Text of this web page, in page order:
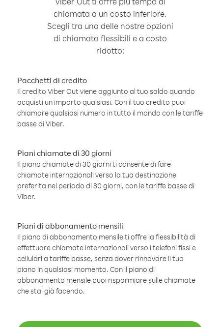
chiamata a un costo inferiore.
Scegli tra una delle nostre opzioni
di chiamata flessibili e a costo
ridotto:
Pacchetti di credito
Il credito Viber Out viene aggiunto al tuo saldo quando
acquisti un importo qualsiasi. Con il tuo credito puoi
chiamare qualsiasi numero in tutto il mondo con le tariffe
basse di Viber.
Piani chiamate di 30 giorni
Il piano chiamate di 30 giorni ti consente di fare
chiamate internazionali verso la tua destinazione
preferita nel periodo di 30 giorni, con le tariffe basse di
Viber.
Piani di abbonamento mensili
Il piano di abbonamento mensile ti offre la flessibilità di
effettuare chiamate internazionali verso i telefoni fissi e
cellulari a tariffe basse, senza dover rinnovare il tuo
piano in qualsiasi momento. Con il piano di
abbonamento mensile puoi risparmiare sulle chiamate
che stai già facendo.